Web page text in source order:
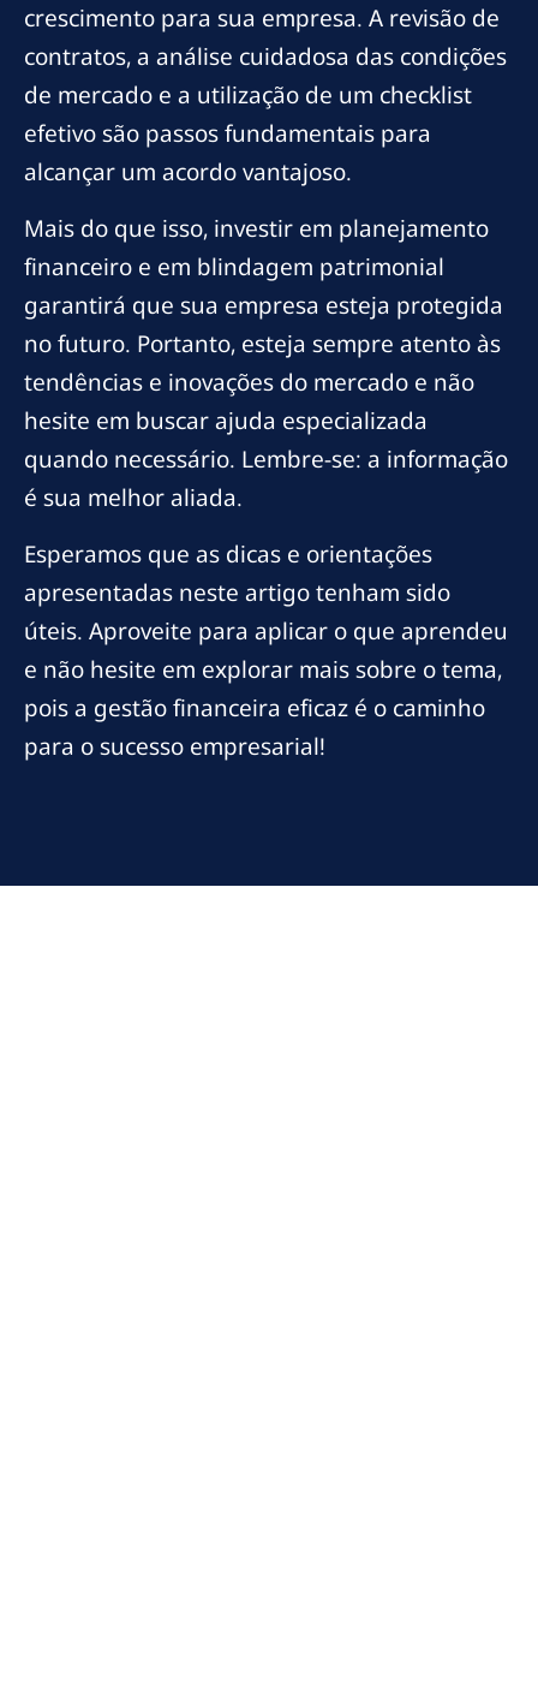
crescimento para sua empresa. A revisão de
contratos, a análise cuidadosa das condições
de mercado e a utilização de um checklist
efetivo são passos fundamentais para
alcançar um acordo vantajoso.
Mais do que isso, investir em planejamento
financeiro e em blindagem patrimonial
garantirá que sua empresa esteja protegida
no futuro. Portanto, esteja sempre atento às
tendências e inovações do mercado e não
hesite em buscar ajuda especializada
quando necessário. Lembre-se: a informação
é sua melhor aliada.
Esperamos que as dicas e orientações
apresentadas neste artigo tenham sido
úteis. Aproveite para aplicar o que aprendeu
e não hesite em explorar mais sobre o tema,
pois a gestão financeira eficaz é o caminho
para o sucesso empresarial!